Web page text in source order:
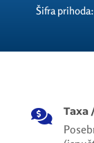
Šifra prihoda:
 Taxa